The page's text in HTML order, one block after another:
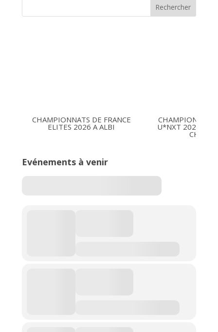
Rechercher
CHAMPIONNATS DE FRANCE
ELITES 2026 A ALBI
CHAMPIONNATS
U*NXT 2026 16-
Evénements à venir